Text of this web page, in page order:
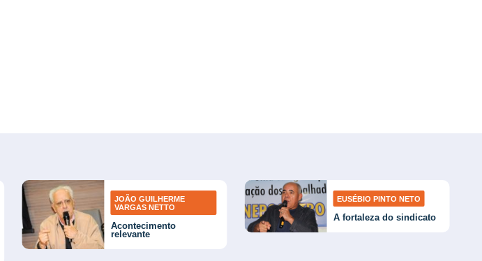
JOÃO GUILHERME
VARGAS NETTO
Acontecimento
relevante
EUSÉBIO PINTO NETO
A fortaleza do sindicato